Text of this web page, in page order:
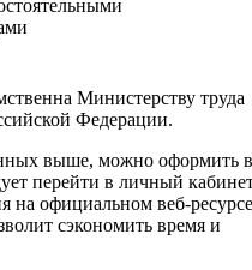
Министерству труда
Федерации.
выше, можно оформить в
перейти в личный
на официальном веб-ресурсе
сэкономить время и